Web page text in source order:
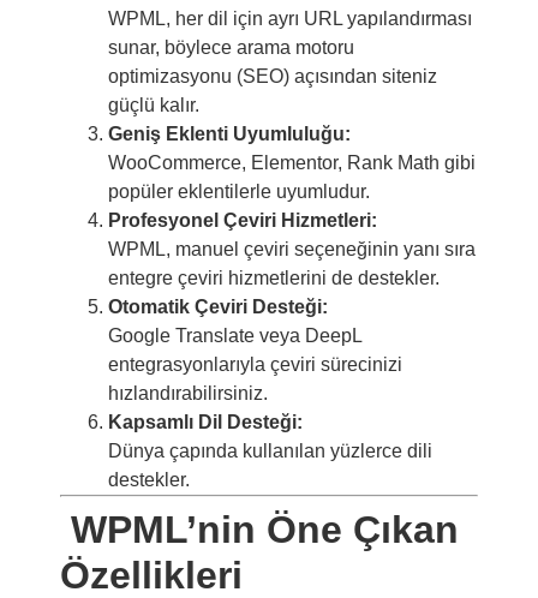
WPML, her dil için ayrı URL yapılandırması
sunar, böylece arama motoru
optimizasyonu (SEO) açısından siteniz
güçlü kalır.
Geniş Eklenti Uyumluluğu:
WooCommerce, Elementor, Rank Math gibi
popüler eklentilerle uyumludur.
Profesyonel Çeviri Hizmetleri:
WPML, manuel çeviri seçeneğinin yanı sıra
entegre çeviri hizmetlerini de destekler.
Otomatik Çeviri Desteği:
Google Translate veya DeepL
entegrasyonlarıyla çeviri sürecinizi
hızlandırabilirsiniz.
Kapsamlı Dil Desteği:
Dünya çapında kullanılan yüzlerce dili
destekler.
WPML’nin Öne Çıkan
Özellikleri